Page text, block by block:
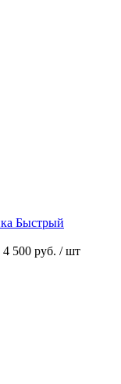
Быстрый
4 500 руб. / шт